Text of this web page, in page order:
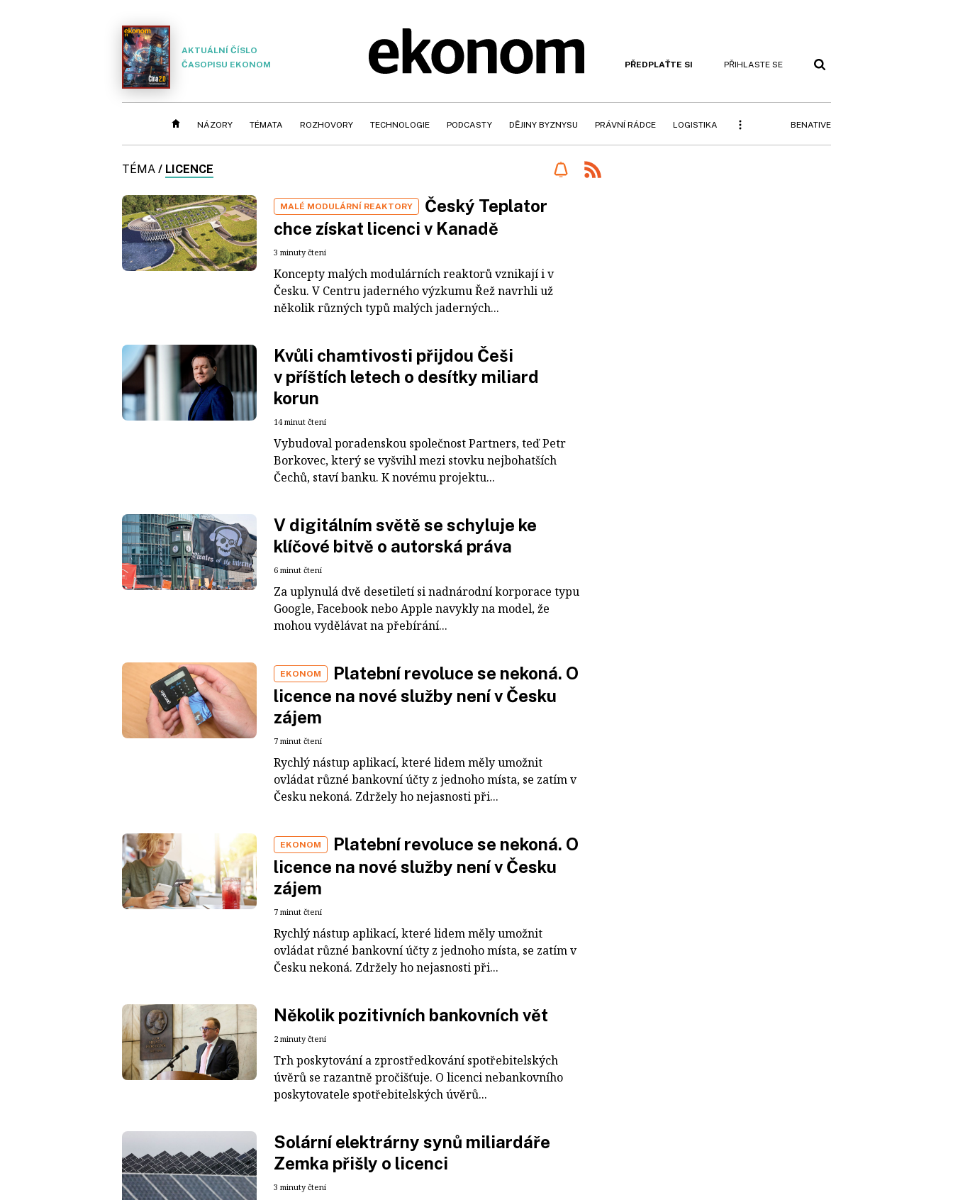
AKTUÁLNÍ ČÍSLO
ČASOPISU EKONOM
PŘEDPLAŤTE SI PŘIHLASTE SE
NÁZORY TÉMATA ROZHOVORY TECHNOLOGIE PODCASTY DĚJINY BYZNYSU PRÁVNÍ RÁDCE LOGISTIKA BENATIVE
TÉMA / LICENCE
MALÉ MODULÁRNÍ REAKTORY
Český Teplator
chce získat licenci v Kanadě
3 minuty čtení
Koncepty malých modulárních reaktorů vznikají i v
Česku. V Centru jaderného výzkumu Řež navrhli už
několik různých typů malých jaderných...
Kvůli chamtivosti přijdou Češi
v příštích letech o desítky miliard
korun
14 minut čtení
Vybudoval poradenskou společnost Partners, teď Petr
Borkovec, který se vyšvihl mezi stovku nejbohatších
Čechů, staví banku. K novému projektu...
V digitálním světě se schyluje ke
klíčové bitvě o autorská práva
6 minut čtení
Za uplynulá dvě desetiletí si nadnárodní korporace typu
Google, Facebook nebo Apple navykly na model, že
mohou vydělávat na přebírání...
EKONOM
Platební revoluce se nekoná. O
licence na nové služby není v Česku
zájem
7 minut čtení
Rychlý nástup aplikací, které lidem měly umožnit
ovládat různé bankovní účty z jednoho místa, se zatím v
Česku nekoná. Zdržely ho nejasnosti při...
EKONOM
Platební revoluce se nekoná. O
licence na nové služby není v Česku
zájem
7 minut čtení
Rychlý nástup aplikací, které lidem měly umožnit
ovládat různé bankovní účty z jednoho místa, se zatím v
Česku nekoná. Zdržely ho nejasnosti při...
Několik pozitivních bankovních vět
2 minuty čtení
Trh poskytování a zprostředkování spotřebitelských
úvěrů se razantně pročišťuje. O licenci nebankovního
poskytovatele spotřebitelských úvěrů...
Solární elektrárny synů miliardáře
Zemka přišly o licenci
3 minuty čtení